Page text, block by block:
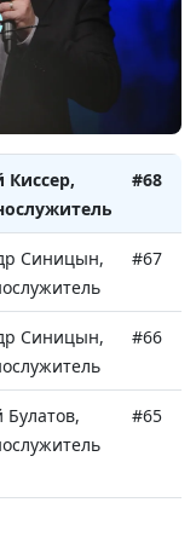
Синицын,
Синицын,
Киссер,
#68
Синицын,
#67
Синицын,
#66
#65